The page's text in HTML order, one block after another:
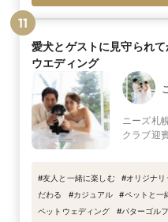
11
愛犬とゲストに見守られ
ウエディング
ニーズ札
クラブ迎
#友人と一緒に楽しむ #オリジナリ
だわる
#カジュアル #ペットと一
ペットウェディング
#パターゴルフ